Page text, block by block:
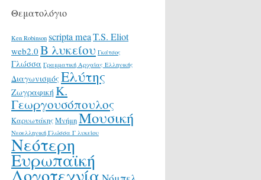
Θεματολόγιο
Ken Robinson scripta meaT.S. Eliot
web2.0 Β λυκείου Γκάτσος
Γλώσσα Γραμματική Αρχαίας Ελληνικής
ΔιαγωνισμόςΕλύτης
Ζωγραφική Κ.
Γεωργουσόπουλος
ΚαρυωτάκηςΜνήμηΜουσική
Νεοελληνική Γλώσσα Γ λυκείου
Νεότερη
Ευρωπαϊκή
Λογοτεχνία